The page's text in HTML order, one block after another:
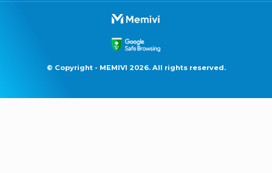
© Copyright - MEMIVI 2026. All rights reserved.